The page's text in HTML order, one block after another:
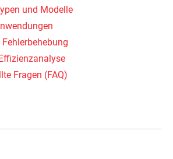
und Modelle
Fragen (FAQ)